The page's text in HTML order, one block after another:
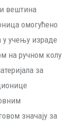
вештина
омогућено
у учењу израде
на ручном колу
за
значају за